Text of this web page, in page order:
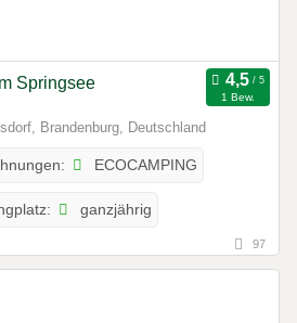
Springsee
1 Bew.
Brandenburg, Deutschland
ECOCAMPING
ganzjährig
97